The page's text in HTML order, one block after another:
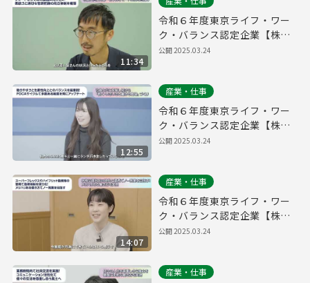
11:34
令和６年度東京ライフ・ワー
ク・バランス認定企業【株式
会社プログレス】
公開2025.03.24
12:55
産業・仕事
令和６年度東京ライフ・ワー
ク・バランス認定企業【株式
会社パーキングマーケット】
公開2025.03.24
14:07
産業・仕事
令和６年度東京ライフ・ワー
ク・バランス認定企業【株式
会社ソウブン・ドットコム】
公開2025.03.24
産業・仕事